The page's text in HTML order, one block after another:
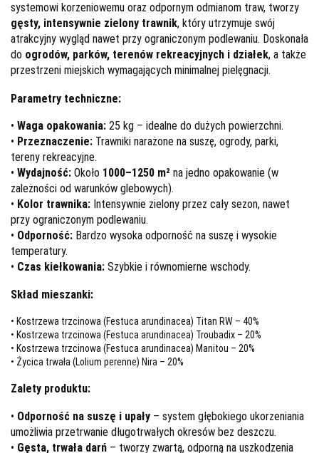
systemowi korzeniowemu oraz odpornym odmianom traw, tworzy
gęsty, intensywnie zielony trawnik, który utrzymuje swój
atrakcyjny wygląd nawet przy ograniczonym podlewaniu. Doskonała
do ogrodów, parków, terenów rekreacyjnych i działek, a także
przestrzeni miejskich wymagających minimalnej pielęgnacji.
Parametry techniczne:
• Waga opakowania: 25 kg – idealne do dużych powierzchni.
• Przeznaczenie: Trawniki narażone na suszę, ogrody, parki,
tereny rekreacyjne.
• Wydajność: Około 1000–1250 m² na jedno opakowanie (w
zależności od warunków glebowych).
• Kolor trawnika: Intensywnie zielony przez cały sezon, nawet
przy ograniczonym podlewaniu.
• Odporność: Bardzo wysoka odporność na suszę i wysokie
temperatury.
• Czas kiełkowania: Szybkie i równomierne wschody.
Skład mieszanki:
• Kostrzewa trzcinowa (Festuca arundinacea) Titan RW – 40%
• Kostrzewa trzcinowa (Festuca arundinacea) Troubadix – 20%
• Kostrzewa trzcinowa (Festuca arundinacea) Manitou – 20%
• Życica trwała (Lolium perenne) Nira – 20%
Zalety produktu:
• Odporność na suszę i upały – system głębokiego ukorzeniania
umożliwia przetrwanie długotrwałych okresów bez deszczu.
• Gęsta, trwała darń – tworzy zwartą, odporną na uszkodzenia